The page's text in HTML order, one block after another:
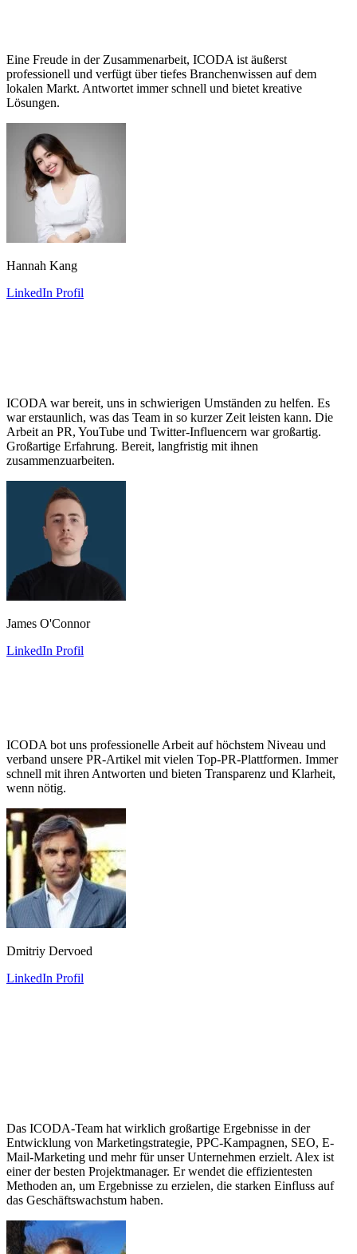
Eine Freude in der Zusammenarbeit, ICODA ist äußerst
professionell und verfügt über tiefes Branchenwissen auf dem
lokalen Markt. Antwortet immer schnell und bietet kreative
Lösungen.
Hannah Kang
LinkedIn Profil
ICODA war bereit, uns in schwierigen Umständen zu helfen. Es
war erstaunlich, was das Team in so kurzer Zeit leisten kann. Die
Arbeit an PR, YouTube und Twitter-Influencern war großartig.
Großartige Erfahrung. Bereit, langfristig mit ihnen
zusammenzuarbeiten.
James O'Connor
LinkedIn Profil
ICODA bot uns professionelle Arbeit auf höchstem Niveau und
verband unsere PR-Artikel mit vielen Top-PR-Plattformen. Immer
schnell mit ihren Antworten und bieten Transparenz und Klarheit,
wenn nötig.
Dmitriy Dervoed
LinkedIn Profil
Das ICODA-Team hat wirklich großartige Ergebnisse in der
Entwicklung von Marketingstrategie, PPC-Kampagnen, SEO, E-
Mail-Marketing und mehr für unser Unternehmen erzielt. Alex ist
einer der besten Projektmanager. Er wendet die effizientesten
Methoden an, um Ergebnisse zu erzielen, die starken Einfluss auf
das Geschäftswachstum haben.